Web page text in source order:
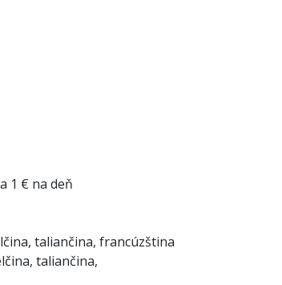
1 € na deň
taliančina, francúzština
taliančina,